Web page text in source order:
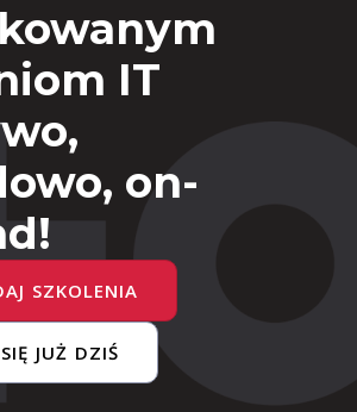
IT
on-
SZKOLENIA
JUŻ DZIŚ